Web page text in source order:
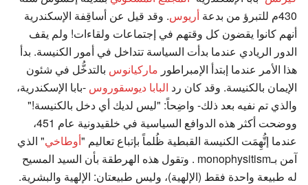
430م للتبرؤ من بدعة
أريوس. وقد قيل عن أساقِفة الإسكندرية
أنهم كانوا يقضون كل وقتهم في إجتماعات ولقاءات! ولم يقف
الدور الريادي عندما بدأت السياسة تتداخل في أمور الكنيسة. بدأ
هذا الأمر عندما إبتدأ الإمبراطور ماركيانوس بالتدخُّل في شئون
الإيمان بالكنيسة. وقد كان رد البابا ديوسقوروس -بابا الإسكندرية،
والذي تم نفيه بعد ذلك- واضِحاً: "ليس لديك أي دخل بالكنيسة!"
ووضحت أكثر هذه الدوافع السياسية في خلقيدونية عام 451،
عندما إتُّهِمَت الكنيسة القبطية ظُلماً بإتباع تعاليم "أوطاخي" الذي
آمن بـmonophysitism . وتقول هذه الهرطقة بأن السيد المسيح
له طبيعة واحدة فقط (الإلهية)، وليس طبيعتان: الإلهية والبشرية.